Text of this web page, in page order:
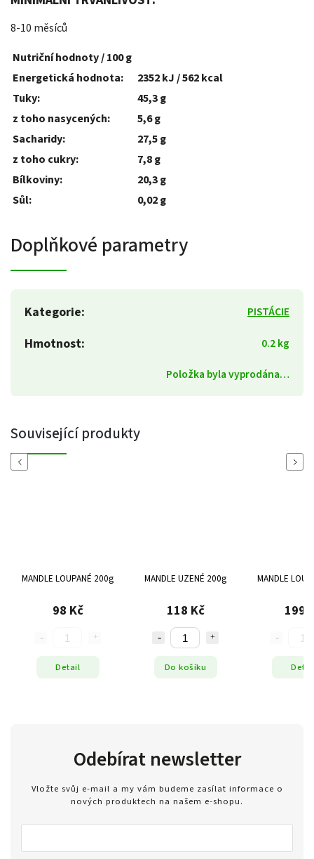
8-10 měsíců
Nutriční hodnoty / 100 g
Energetická hodnota:
2352 kJ / 562 kcal
Tuky:
45,3 g
z toho nasycených:
5,6 g
Sacharidy:
27,5 g
z toho cukry:
7,8 g
Bílkoviny:
20,3 g
Sůl:
0,02 g
Doplňkové parametry
Kategorie: PISTÁCIE
Hmotnost:
0.2 kg
Položka byla vyprodána…
Související produkty
Previous
MANDLE LOUPANÉ 200g
98 Kč
Detail
MANDLE UZENÉ 200g
118 Kč
Do košíku
MANDLE
199
Next
Odebírat newsletter
Vložte svůj e-mail a my vám budeme zasílat informace o
nových produktech na našem e-shopu.